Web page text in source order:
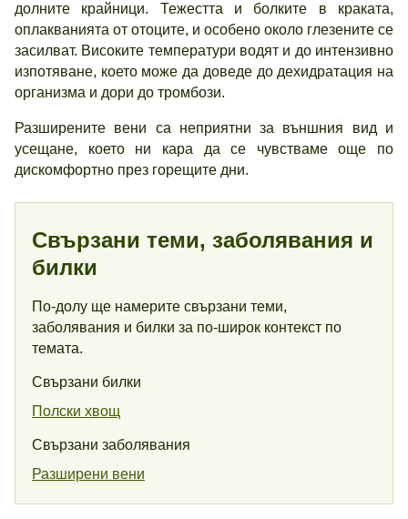
долните крайници. Тежестта и болките в краката,
оплакванията от отоците, и особено около глезените се
засилват. Високите температури водят и до интензивно
изпотяване, което може да доведе до дехидратация на
организма и дори до тромбози.
Разширените вени са неприятни за външния вид и
усещане, което ни кара да се чувстваме още по
дискомфортно през горещите дни.
Свързани теми, заболявания и
билки
По-долу ще намерите свързани теми,
заболявания и билки за по-широк контекст по
темата.
Свързани билки
Полски хвощ
Свързани заболявания
Разширени вени